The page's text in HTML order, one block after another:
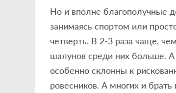
Но и вполне благополучные
занимаясь спортом или
четверть. В 2-3 раза чаще,
шалунов среди них больше.
особенно склонны к
ровесников. А многих и